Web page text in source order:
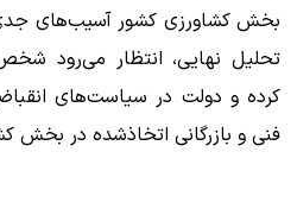
بخش کشاورزی کشور آسیب‌های
تحلیل نهایی، انتظار می‌رود
کرده و دولت در سیاست‌های
فنی و بازرگانی اتخاذشده در بخش